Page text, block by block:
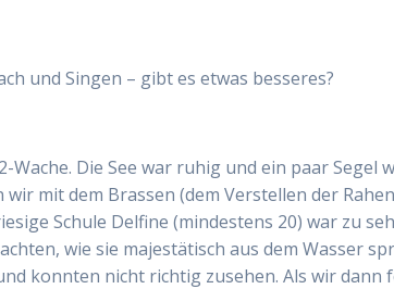
und Singen – gibt es etwas besseres?
Die See war ruhig und ein paar Segel
mit dem Brassen (dem Verstellen der
Schule Delfine (mindestens 20) war zu
wie sie majestätisch aus dem Wasser
konnten nicht richtig zusehen. Als wir dann